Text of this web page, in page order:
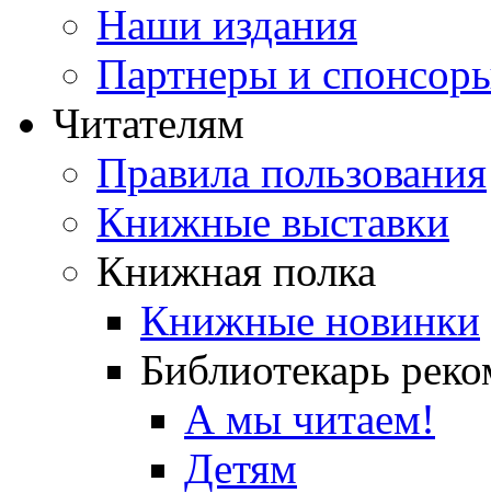
Наши издания
Партнеры и
Читателям
Правила пользования
Книжные выставки
Книжная полка
Книжные новинки
Библиотекарь
А мы читаем!
Детям